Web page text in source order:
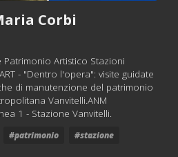
Corbi
Patrimonio Artistico Stazioni
- "Dentro l'opera": visite guidate
di manutenzione del patrimonio
Vanvitelli.ANM
1 - Stazione Vanvitelli.
#patrimonio #stazione